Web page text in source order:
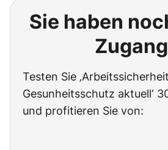
Sie haben
Testen Sie
Gesunheitsschutz aktuell‘
und profitieren Sie von: